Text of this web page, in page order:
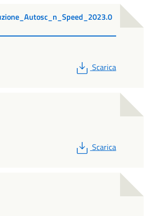
PDF
Scarica
PDF
Scarica